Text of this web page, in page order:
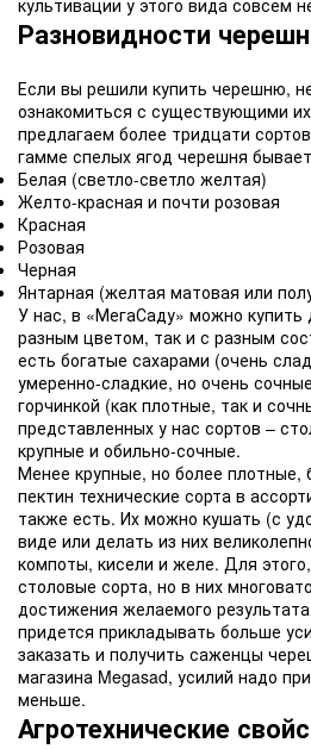
культивации у этого вида совсем
Разновидности
Если вы решили купить черешню,
ознакомиться с существующими
предлагаем более тридцати
гамме спелых ягод черешня
Белая (светло-светло желтая)
Желто-красная и почти розовая
Красная
Розовая
Черная
Янтарная (желтая матовая или
У нас, в «МегаСаду» можно купить
разным цветом, так и с разным
есть богатые сахарами (очень
умеренно-сладкие, но очень
горчинкой (как плотные, так и
представленных у нас сортов –
крупные и обильно-сочные.
Менее крупные, но более плотные,
пектин технические сорта в
также есть. Их можно кушать (с
виде или делать из них
компоты, кисели и желе. Для
столовые сорта, но в них
достижения желаемого
придется прикладывать больше
заказать и получить саженцы
магазина Megasad, усилий надо
меньше.
Агротехнические